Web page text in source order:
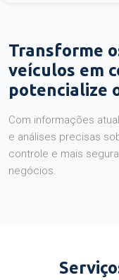
Transforme
veículos em
potencialize
Com informações
e análises precisas
controle e mais
negócios.